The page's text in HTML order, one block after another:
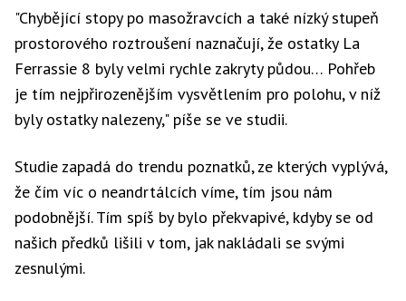
"Chybějící stopy po masožravcích a také nízký stupeň
prostorového roztroušení naznačují, že ostatky La
Ferrassie 8 byly velmi rychle zakryty půdou… Pohřeb
je tím nejpřirozenějším vysvětlením pro polohu, v níž
byly ostatky nalezeny," píše se ve studii.
Studie zapadá do trendu poznatků, ze kterých vyplývá,
že čím víc o neandrtálcích víme, tím jsou nám
podobnější. Tím spíš by bylo překvapivé, kdyby se od
našich předků lišili v tom, jak nakládali se svými
zesnulými.